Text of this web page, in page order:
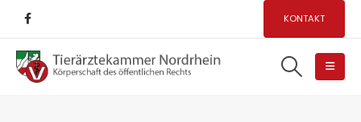
KONTAKT